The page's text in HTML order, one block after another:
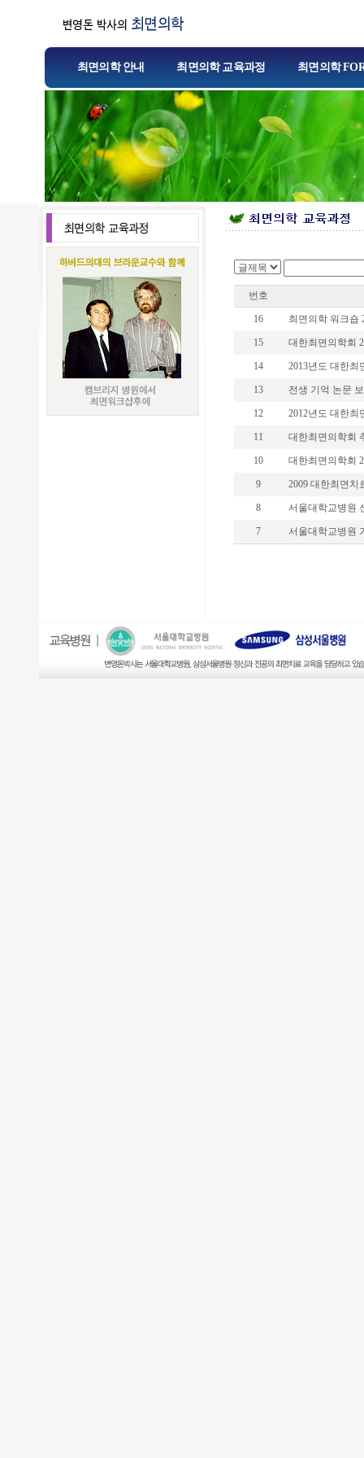
최면의학 안내 최면의학 교육과정 최면의학
번호
16 최면의학 워크숍
15 대한최면의학회
14 2013년도 대한최
13 전생 기억 논문
12 2012년도 대한최
11 대한최면의학회
10 대한최면의학회
9 2009 대한최면치
8 서울대학교병원
7 서울대학교병원